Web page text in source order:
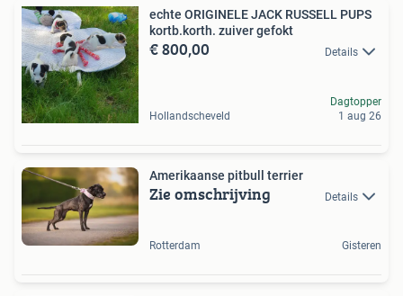
echte ORIGINELE JACK RUSSELL PUPS
kortb.korth. zuiver gefokt
€ 800,00 Details
Hollandscheveld
Dagtopper
1 aug 26
Amerikaanse pitbull terrier
Zie omschrijving Details
Rotterdam Gisteren